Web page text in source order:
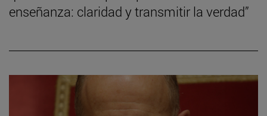
enseñanza: claridad y transmitir la verdad”